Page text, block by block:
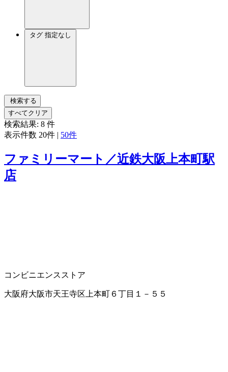
タグ 指定なし
検索する
すべてクリア
検索結果: 8 件
表示件数 20件 | 50件
ファミリーマート／近鉄大阪上本町駅
店
コンビニエンスストア
大阪府大阪市天王寺区上本町６丁目１－５５